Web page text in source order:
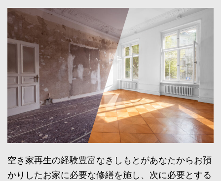
空き家再生の経験豊富なきしもとがあなたからお預
かりしたお家に必要な修繕を施し、次に必要とする